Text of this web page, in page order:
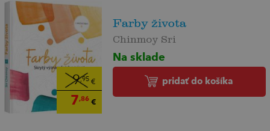
9,95€
7,86€
Farby života
Chinmoy Sri
Na sklade
pridať do košíka